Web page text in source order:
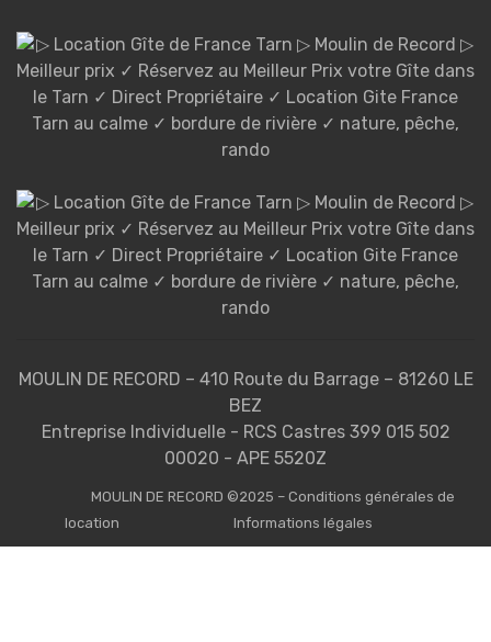
MOULIN DE RECORD – 410 Route du Barrage – 81260 LE
BEZ
Entreprise Individuelle - RCS Castres 399 015 502
00020 - APE 5520Z
MOULIN DE RECORD ©2025 – Conditions générales de
location
Informations légales